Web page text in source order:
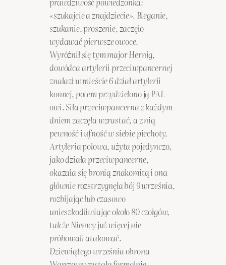
«szukajcie a znajdziecie». Bieganie,
szukanie, proszenie, zaczęło
wydawać pierwsze owoce.
Wyróżnił się tym major Hernig,
dowódca artylerii przeciwpancernej
znalazł w mieście 6 dział artylerii
konnej, potem przydzielono ją PAL-
owi. Siła przeciwpancerna z każdym
dniem zaczęła wzrastać, a z nią
pewność i ufność w siebie piechoty.
Artyleria polowa, użyta pojedynczo,
jako działa przeciwpancerne,
okazała się bronią znakomitą i ona
głównie rozstrzygnęła bój 9 września,
rozbijając lub czasowo
unieszkodliwiając około 80 czołgów,
tak że Niemcy już więcej nie
próbowali atakować.
Dziewiątego września obrona